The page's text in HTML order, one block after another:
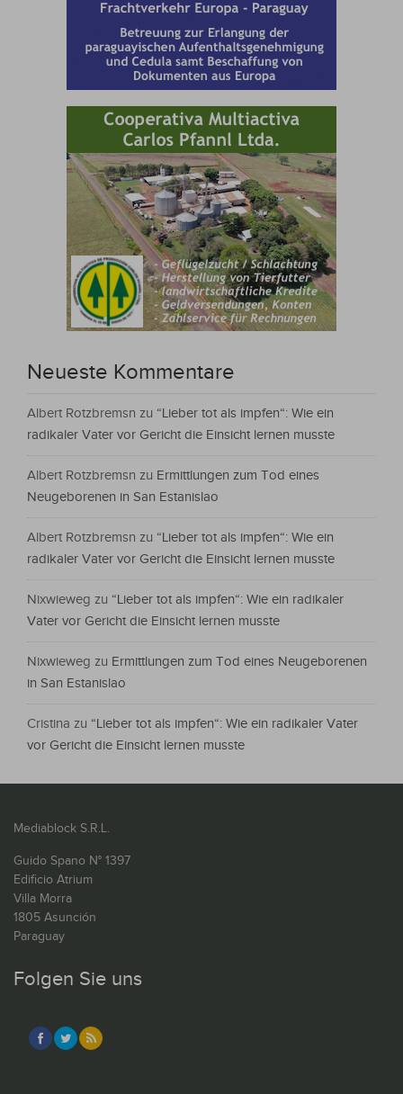
Neueste Kommentare
Albert Rotzbremsn zu “Lieber tot als impfen“: Wie ein
radikaler Vater vor Gericht die Einsicht lernen musste
Albert Rotzbremsn zu Ermittlungen zum Tod eines
Neugeborenen in San Estanislao
Albert Rotzbremsn zu “Lieber tot als impfen“: Wie ein
radikaler Vater vor Gericht die Einsicht lernen musste
Nixwieweg zu “Lieber tot als impfen“: Wie ein radikaler
Vater vor Gericht die Einsicht lernen musste
Nixwieweg zu Ermittlungen zum Tod eines Neugeborenen
in San Estanislao
Cristina zu “Lieber tot als impfen“: Wie ein radikaler Vater
vor Gericht die Einsicht lernen musste
Mediablock S.R.L.
Guido Spano N° 1397
Edificio Atrium
Villa Morra
1805 Asunción
Paraguay
Folgen Sie uns